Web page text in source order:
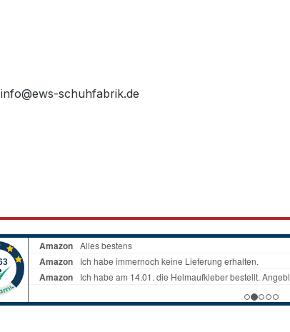
schuhfabrik.de